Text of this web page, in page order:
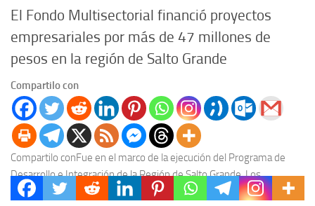
El Fondo Multisectorial financió proyectos
empresariales por más de 47 millones de
pesos en la región de Salto Grande
Compartilo con
Compartilo conFue en el marco de la ejecución del Programa de
Desarrollo e Integración de la Región de Salto Grande. Los
proyectos empresariales beneficiarios de...